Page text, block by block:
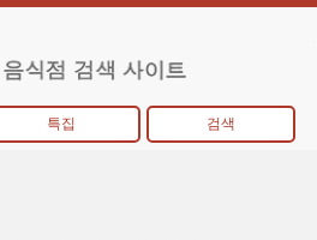
특집 검색